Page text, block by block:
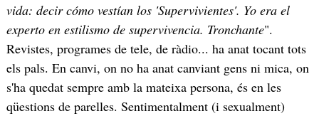
vida: decir cómo vestían los 'Supervivientes'. Yo era el
experto en estilismo de supervivencia. Tronchante".
Revistes, programes de tele, de ràdio... ha anat tocant tots
els pals. En canvi, on no ha anat canviant gens ni mica, on
s'ha quedat sempre amb la mateixa persona, és en les
qüestions de parelles. Sentimentalment (i sexualment)